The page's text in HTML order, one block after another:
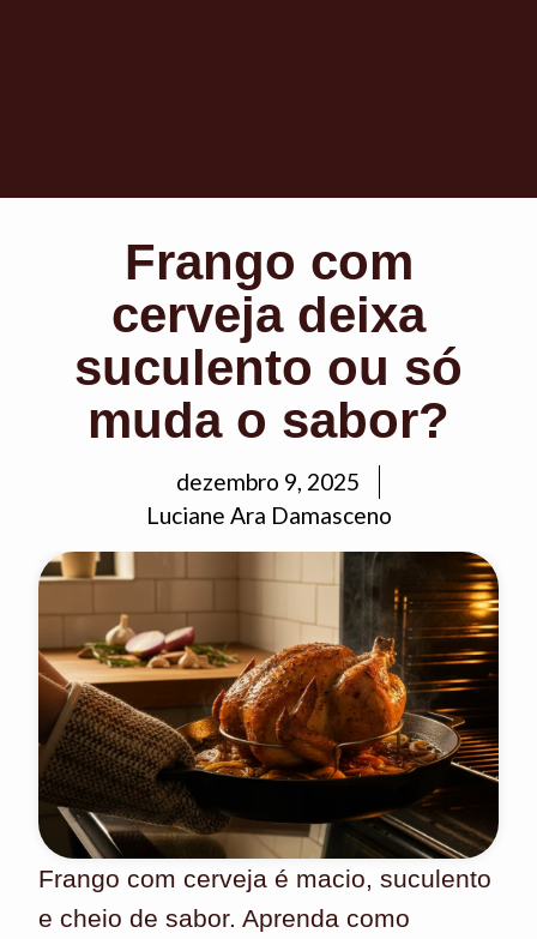
Frango com
cerveja deixa
suculento ou só
muda o sabor?
dezembro 9, 2025
Luciane Ara Damasceno
Frango com cerveja é macio, suculento
e cheio de sabor. Aprenda como